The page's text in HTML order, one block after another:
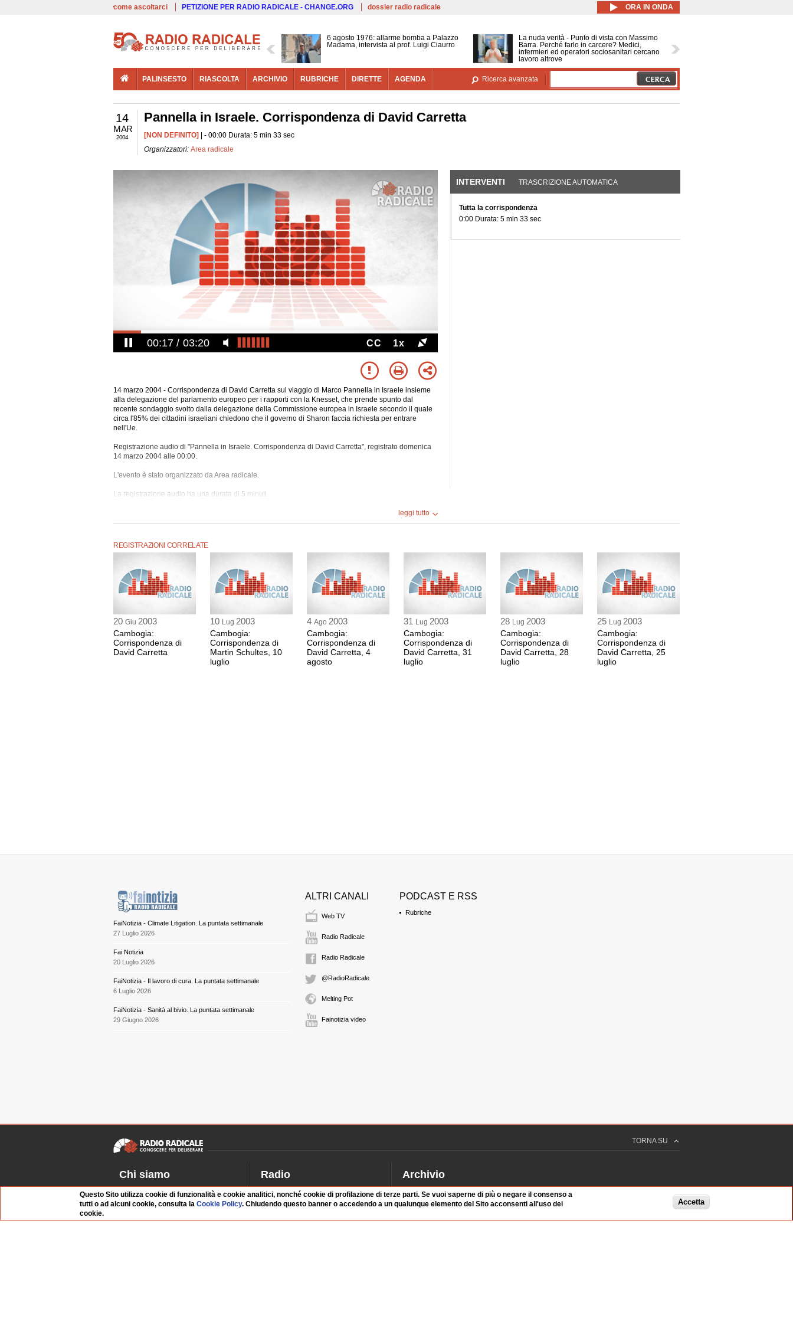
Salta al contenuto principale
come ascoltarci PETIZIONE PER RADIO RADICALE - CHANGE.ORG dossier radio radicale ORA IN ONDA
6 agosto 1976: allarme bomba a Palazzo
Madama, intervista al prof. Luigi Ciaurro
La nuda verità - Punto di vista con Massimo
Barra. Perché farlo in carcere? Medici,
infermieri ed operatori sociosanitari cercano
lavoro altrove
PALINSESTO RIASCOLTA ARCHIVIO RUBRICHE DIRETTE AGENDA Ricerca avanzata
14
MAR
2004
Pannella in Israele. Corrispondenza di David Carretta
[NON DEFINITO]
| - 00:00 Durata: 5 min 33 sec
Organizzatori: Area radicale
00:17 03:20 CC 1x
14 marzo 2004 - Corrispondenza di David Carretta sul viaggio di Marco Pannella in Israele insieme
alla delegazione del parlamento europeo per i rapporti con la Knesset, che prende spunto dal
recente sondaggio svolto dalla delegazione della Commissione europea in Israele secondo il quale
circa l'85% dei cittadini israeliani chiedono che il governo di Sharon faccia richiesta per entrare
nell'Ue.
Registrazione audio di "Pannella in Israele. Corrispondenza di David Carretta", registrato domenica
14 marzo 2004 alle 00:00.
L'evento è stato organizzato da Area radicale.
La registrazione audio ha una durata di 5 minuti.
leggi tutto
INTERVENTI (SCHEDA ATTIVA)
TRASCRIZIONE AUTOMATICA
Tutta la corrispondenza
0:00 Durata: 5 min 33 sec
REGISTRAZIONI CORRELATE
20 Giu 2003
Cambogia:
Corrispondenza di
David Carretta
10 Lug 2003
Cambogia:
Corrispondenza di
Martin Schultes, 10
luglio
4 Ago 2003
Cambogia:
Corrispondenza di
David Carretta, 4
agosto
31 Lug 2003
Cambogia:
Corrispondenza di
David Carretta, 31
luglio
28 Lug 2003
Cambogia:
Corrispondenza di
David Carretta, 28
luglio
25 Lug 2003
Cambogia:
Corrispondenza di
David Carretta, 25
luglio
FaiNotizia - Climate Litigation. La puntata settimanale
27 Luglio 2026
Fai Notizia
20 Luglio 2026
FaiNotizia - Il lavoro di cura. La puntata settimanale
6 Luglio 2026
FaiNotizia - Sanità al bivio. La puntata settimanale
29 Giugno 2026
ALTRI CANALI
Web TV
Radio Radicale
Radio Radicale
@RadioRadicale
Melting Pot
Fainotizia video
PODCAST E RSS
Rubriche
TORNA SU
Chi siamo
Dossier Radio Radicale
Questo sito
Radio
Palinsesto
Riascolta
Archivio
Videoparlamento
Istituzioni
Questo Sito utilizza cookie di funzionalità e cookie analitici, nonché cookie di profilazione di terze parti. Se vuoi saperne di più o negare il consenso a
tutti o ad alcuni cookie, consulta laCookie Policy. Chiudendo questo banner o accedendo a un qualunque elemento del Sito acconsenti all'uso dei
cookie.
Accetta